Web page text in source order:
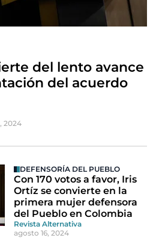
del lento avance
del acuerdo
2024
DEFENSORÍA DEL PUEBLO
Con 170 votos a favor, Iris
Ortíz se convierte en la
primera mujer defensora
del Pueblo en Colombia
Revista Alternativa
agosto 16, 2024